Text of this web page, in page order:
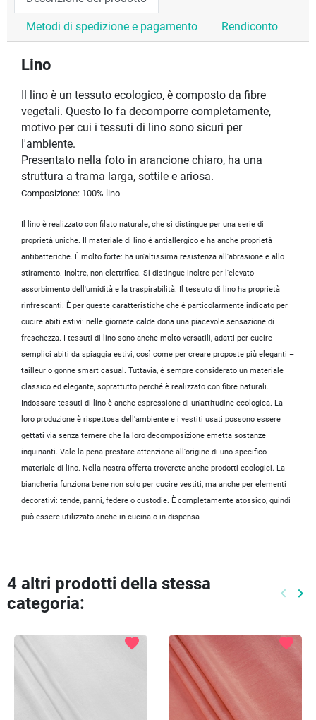
Metodi di spedizione e pagamento Rendiconto
Lino
Il lino è un tessuto ecologico, è composto da fibre
vegetali. Questo lo fa decomporre completamente,
motivo per cui i tessuti di lino sono sicuri per
l'ambiente.
Presentato nella foto in arancione chiaro, ha una
struttura a trama larga, sottile e ariosa.
Composizione: 100% lino
Il lino è realizzato con filato naturale, che si distingue per una serie di
proprietà uniche. Il materiale di lino è antiallergico e ha anche proprietà
antibatteriche. È molto forte: ha un'altissima resistenza all'abrasione e allo
stiramento. Inoltre, non elettrifica. Si distingue inoltre per l'elevato
assorbimento dell'umidità e la traspirabilità. Il tessuto di lino ha proprietà
rinfrescanti. È per queste caratteristiche che è particolarmente indicato per
cucire abiti estivi: nelle giornate calde dona una piacevole sensazione di
freschezza. I tessuti di lino sono anche molto versatili, adatti per cucire
semplici abiti da spiaggia estivi, così come per creare proposte più eleganti –
tailleur o gonne smart casual. Tuttavia, è sempre considerato un materiale
classico ed elegante, soprattutto perché è realizzato con fibre naturali.
Indossare tessuti di lino è anche espressione di un'attitudine ecologica. La
loro produzione è rispettosa dell'ambiente e i vestiti usati possono essere
gettati via senza temere che la loro decomposizione emetta sostanze
inquinanti. Vale la pena prestare attenzione all'origine di uno specifico
materiale di lino. Nella nostra offerta troverete anche prodotti ecologici. La
biancheria funziona bene non solo per cucire vestiti, ma anche per elementi
decorativi: tende, panni, federe o custodie. È completamente atossico, quindi
può essere utilizzato anche in cucina o in dispensa
4 altri prodotti della stessa
categoria:
keyboard_arrow_left keyboard_arrow_right
favorite favorite